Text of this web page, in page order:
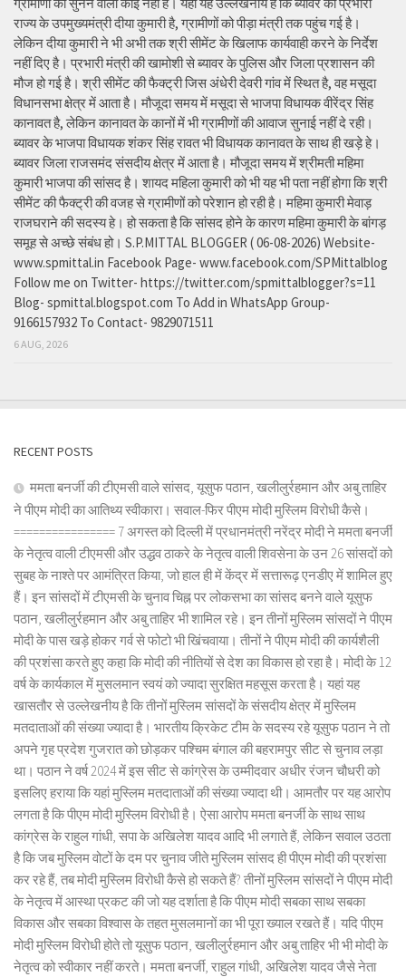
ग्रामीणों को सुनने वाला कोई नहीं है। यहां यह उल्लेखनीय है कि ब्यावर की प्रभारी
राज्य के उपमुख्यमंत्री दीया कुमारी है, ग्रामीणों को पीड़ा मंत्री तक पहुंच गई है।
लेकिन दीया कुमारी ने भी अभी तक श्री सीमेंट के खिलाफ कार्यवाही करने के निर्देश
नहीं दिए है। प्रभारी मंत्री की खामोशी से ब्यावर के पुलिस और जिला प्रशासन की
मौज हो गई है। श्री सीमेंट की फैक्ट्री जिस अंधेरी देवरी गांव में स्थित है, वह मसूदा
विधानसभा क्षेत्र में आता है। मौजूदा समय में मसूदा से भाजपा विधायक वीरेंद्र सिंह
कानावत है, लेकिन कानावत के कानों में भी ग्रामीणों की आवाज सुनाई नहीं दे रही।
ब्यावर के भाजपा विधायक शंकर सिंह रावत भी विधायक कानावत के साथ ही खड़े हे।
ब्यावर जिला राजसमंद संसदीय क्षेत्र में आता है। मौजूदा समय में श्रीमती महिमा
कुमारी भाजपा की सांसद है। शायद महिला कुमारी को भी यह भी पता नहीं होगा कि श्री
सीमेंट की फैक्ट्री की वजह से ग्रामीणों को परेशान हो रही है। महिमा कुमारी मेवाड़
राजघराने की सदस्य हे। हो सकता है कि सांसद होने के कारण महिमा कुमारी के बांगड़
समूह से अच्छे संबंध हो। S.P.MITTAL BLOGGER ( 06-08-2026) Website-
www.spmittal.in Facebook Page- www.facebook.com/SPMittalblog
Follow me on Twitter- https://twitter.com/spmittalblogger?s=11
Blog- spmittal.blogspot.com To Add in WhatsApp Group-
9166157932 To Contact- 9829071511
6 AUG, 2026
RECENT POSTS
ममता बनर्जी की टीएमसी वाले सांसद, यूसुफ पठान, खलीलुर्रहमान और अबु ताहिर
ने पीएम मोदी का आतिथ्य स्वीकारा। सवाल-फिर पीएम मोदी मुस्लिम विरोधी कैसे।
================ 7 अगस्त को दिल्ली में प्रधानमंत्री नरेंद्र मोदी ने ममता बनर्जी
के नेतृत्व वाली टीएमसी और उद्धव ठाकरे के नेतृत्व वाली शिवसेना के उन 26 सांसदों को
सुबह के नाश्ते पर आमंत्रित किया, जो हाल ही में केंद्र में सत्तारूढ़ एनडीए में शामिल हुए
हैं। इन सांसदों में टीएमसी के चुनाव चिह्न पर लोकसभा का सांसद बनने वाले यूसुफ
पठान, खलीलुर्रहमान और अबु ताहिर भी शामिल रहे। इन तीनों मुस्लिम सांसदों ने पीएम
मोदी के पास खड़े होकर गर्व से फोटो भी खिंचवाया। तीनों ने पीएम मोदी की कार्यशैली
की प्रशंसा करते हुए कहा कि मोदी की नीतियों से देश का विकास हो रहा है। मोदी के 12
वर्ष के कार्यकाल में मुसलमान स्वयं को ज्यादा सुरक्षित महसूस करता है। यहां यह
खासतौर से उल्लेखनीय है कि तीनों मुस्लिम सांसदों के संसदीय क्षेत्र में मुस्लिम
मतदाताओं की संख्या ज्यादा है। भारतीय क्रिकेट टीम के सदस्य रहे यूसुफ पठान ने तो
अपने गृह प्रदेश गुजरात को छोड़कर पश्चिम बंगाल की बहरामपुर सीट से चुनाव लड़ा
था। पठान ने वर्ष 2024 में इस सीट से कांग्रेस के उम्मीदवार अधीर रंजन चौधरी को
इसलिए हराया कि यहां मुस्लिम मतदाताओं की संख्या ज्यादा थी। आमतौर पर यह आरोप
लगता है कि पीएम मोदी मुस्लिम विरोधी है। ऐसा आरोप ममता बनर्जी के साथ साथ
कांग्रेस के राहुल गांधी, सपा के अखिलेश यादव आदि भी लगाते हैं, लेकिन सवाल उठता
है कि जब मुस्लिम वोटों के दम पर चुनाव जीते मुस्लिम सांसद ही पीएम मोदी की प्रशंसा
कर रहे हैं, तब मोदी मुस्लिम विरोधी कैसे हो सकते हैं? तीनों मुस्लिम सांसदों ने पीएम मोदी
के नेतृत्व में आस्था प्रकट की जो यह दर्शाता है कि पीएम मोदी सबका साथ सबका
विकास और सबका विश्वास के तहत मुसलमानों का भी पूरा ख्याल रखते हैं। यदि पीएम
मोदी मुस्लिम विरोधी होते तो यूसुफ पठान, खलीलुर्रहमान और अबु ताहिर भी भी मोदी के
नेतृत्व को स्वीकार नहीं करते। ममता बनर्जी, राहुल गांधी, अखिलेश यादव जैसे नेता